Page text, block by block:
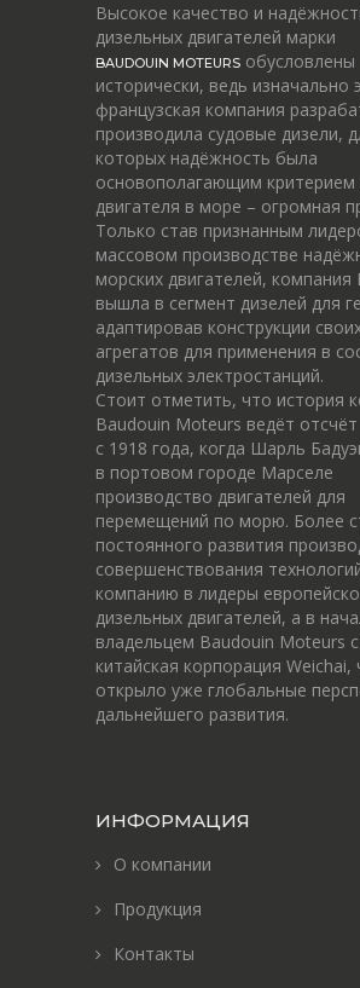
Высокое качество и
дизельных двигателей марки
BAUDOUIN MOTEURS обусловлены
исторически, ведь изначально
французская компания
производила судовые дизели,
которых надёжность была
основополагающим критерием
двигателя в море – огромная
Только став признанным
массовом производстве
морских двигателей, компания
вышла в сегмент дизелей для
адаптировав конструкции
агрегатов для применения в
дизельных электростанций.
Стоит отметить, что история
Baudouin Moteurs ведёт отсчёт
c 1918 года, когда Шарль
в портовом городе Марселе
производство двигателей для
перемещений по морю. Более
постоянного развития
совершенствования
компанию в лидеры
дизельных двигателей, а в
владельцем Baudouin Moteurs
китайская корпорация Weichai,
открыло уже глобальные
дальнейшего развития.
ИНФОРМАЦИЯ
О компании
Продукция
Контакты